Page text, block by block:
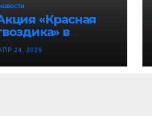
«Красная
в
24, 2026